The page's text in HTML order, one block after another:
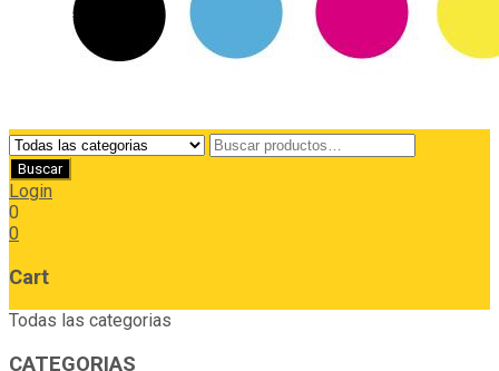
Login
0
0
Cart
Todas las categorias
CATEGORIAS